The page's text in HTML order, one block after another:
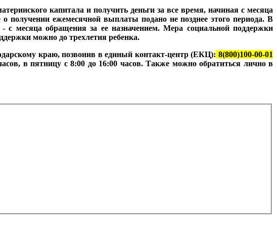
капитала и получить деньги за все время, начиная с месяца
получении ежемесячной выплаты подано не позднее этого периода. В
месяца обращения за ее назначением. Мера социальной поддержки
можно до трехлетия ребенка.
краю, позвонив в единый контакт-центр (ЕКЦ): 8(800)100-00-01
в пятницу с 8:00 до 16:00 часов. Также можно обратиться лично в